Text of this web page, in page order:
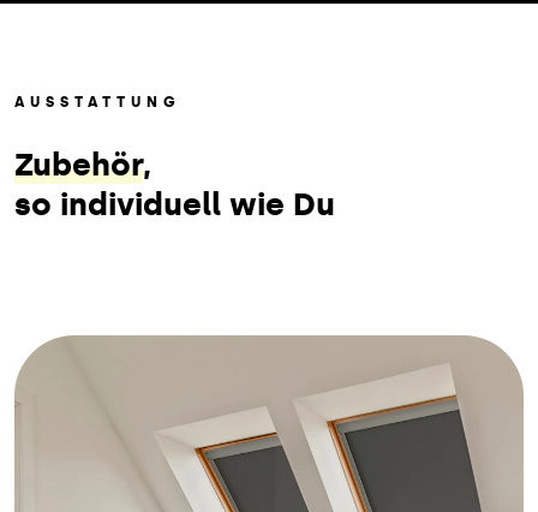
AUSSTATTUNG
Zubehör,
so individuell wie Du